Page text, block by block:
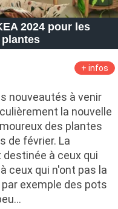
2024 pour les
+ infos
nouveautés à venir
la nouvelle
des plantes
de février. La
à ceux qui
ceux qui n'ont pas la
exemple des pots